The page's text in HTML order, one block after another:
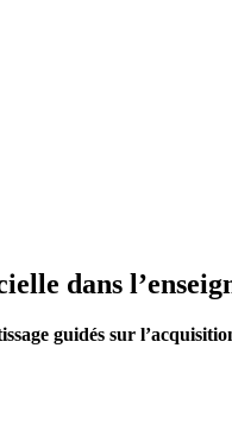
dans
guidés sur